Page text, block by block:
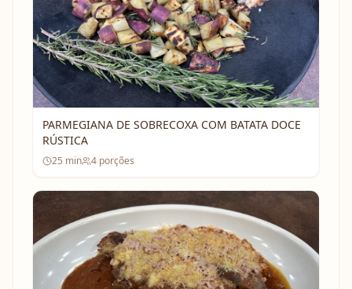
PARMEGIANA DE SOBRECOXA COM BATATA DOCE
RÚSTICA
25 min 4 porções